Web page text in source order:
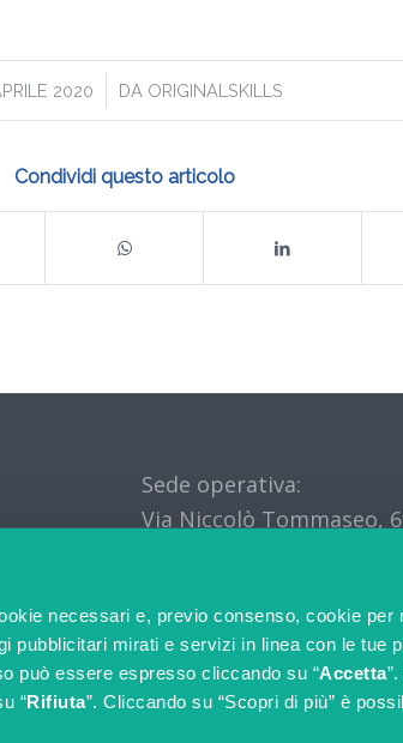
necessari e, previo consenso, cookie per
pubblicitari mirati e servizi in linea con le tue
può essere espresso cliccando su “Accetta
“Rifiuta”. Cliccando su “Scopri di più” è
2020
/ DA ORIGINALSKILLS
Condividi questo articolo
Sede operativa:
Via Niccolò Tommaseo,